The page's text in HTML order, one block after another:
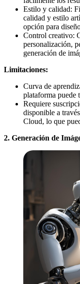
Estilo y calidad:
calidad y estilo
opción para
Control creativo:
personalización,
generación de
Limitaciones:
Curva de
plataforma puede
Requiere
disponible a
Cloud, lo que
2. Generación de